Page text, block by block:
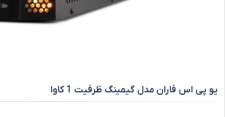
یو پی اس فاران مدل گیمینگ ظرفیت 1 کاوا